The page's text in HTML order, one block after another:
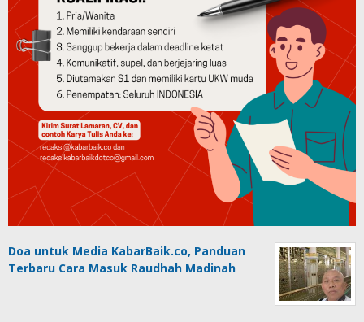
Doa untuk Media KabarBaik.co, Panduan
Terbaru Cara Masuk Raudhah Madinah